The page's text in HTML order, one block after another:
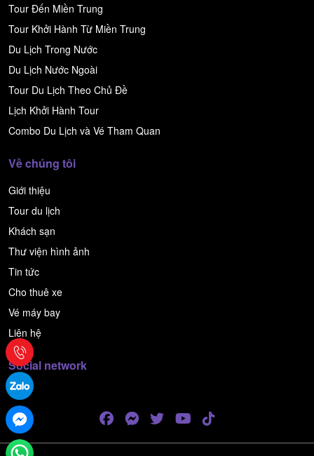
Tour Đến Miền Trung
Tour Khởi Hành Từ Miền Trung
Du Lịch Trong Nước
Du Lịch Nước Ngoài
Tour Du Lịch Theo Chủ Đề
Lịch Khởi Hành Tour
Combo Du Lịch và Vé Tham Quan
Về chúng tôi
Giới thiệu
Tour du lịch
Khách sạn
Thư viện hình ảnh
Tin tức
Cho thuê xe
Vé máy bay
Liên hệ
Social network